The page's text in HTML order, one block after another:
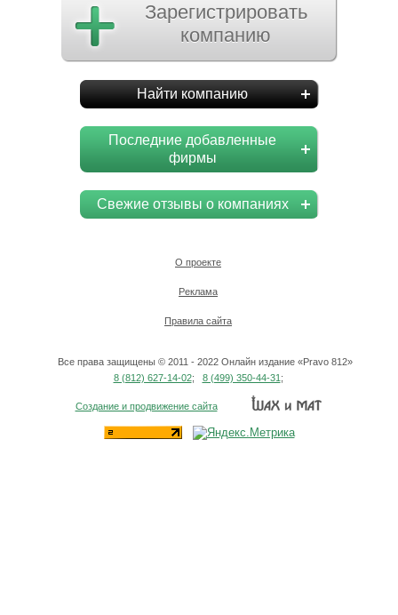
Зарегистрировать
компанию
Найти компанию
Последние добавленные
фирмы
Свежие отзывы о компаниях
О проекте
Реклама
Правила сайта
Все права защищены © 2011 - 2022 Онлайн издание «Pravo 812»
8 (812) 627-14-02; 8 (499) 350-44-31 ;
Создание и продвижение сайта